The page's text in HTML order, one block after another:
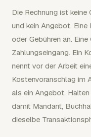
Die Rechnung ist keine
und kein Angebot.
oder Gebühren an.
Zahlungseingang. Ein
nennt vor der Arbeit
Kostenvoranschlag im
als ein Angebot.
damit Mandant,
dieselbe